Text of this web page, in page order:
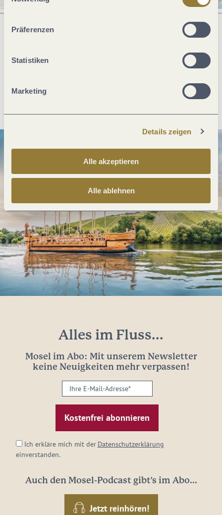
ablehnen" kann es zu Beeinträchtigungen in der Nutzung
Präferenzen
Statistiken
Marketing
Details zeigen
Alle akzeptieren
Alle ablehnen
PDF erzeugen
Alles im Fluss...
Mosel im Abo: Mit unserem Newsletter
keine Neuigkeiten mehr verpassen!
Ihre
E-
Mail-
Adresse:
Ich erkläre mich mit der Datenschutzerklärung
einverstanden.
Auch den Mosel-Podcast gibt's im Abo...
Jetzt reinhören!